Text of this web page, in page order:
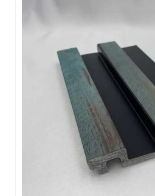
Barok Akustik Duvar Paneli